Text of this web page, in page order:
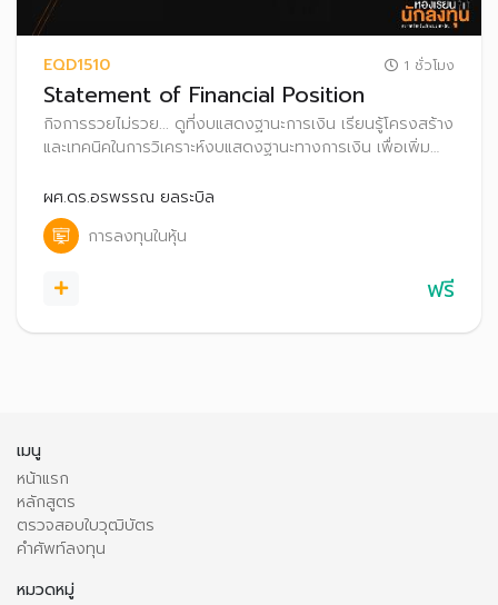
EQD1510 1 ชั่วโมง
Statement of Financial Position
กิจการรวยไม่รวย... ดูที่งบแสดงฐานะการเงิน เรียนรู้โครงสร้าง
และเทคนิคในการวิเคราะห์งบแสดงฐานะทางการเงิน เพื่อเพิ่ม
ผศ.ดร.อรพรรณ ยลระบิล
การลงทุนในหุ้น
ฟรี
เมนู
หน้าแรก
หลักสูตร
ตรวจสอบใบวุฒิบัตร
คำศัพท์ลงทุน
หมวดหมู่